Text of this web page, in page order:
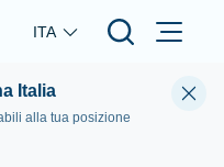
to main content
ITA
Italia
alla tua posizione